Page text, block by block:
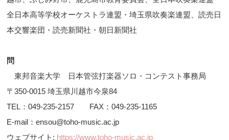
全日本高等学校オーケストラ連盟・埼玉県吹奏楽連盟、読売日
本交響楽団・読売新聞社・朝日新聞社
問
東邦音楽大学 日本管弦打楽器ソロ・コンテスト事務局
〒350-0015 埼玉県川越市今泉84
TEL：049-235-2157 FAX：049-235-1165
E-mail：ensou@toho-music.ac.jp
ウェブサイト: https://www.toho-music.ac.jp